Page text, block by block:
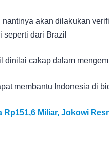
akan dilakukan
dari Brazil
dinilai cakap dalam
membantu Indonesia di
Rp151,6 Miliar, Jokowi